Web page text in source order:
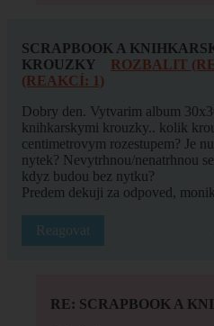
SCRAPBOOK A
KROUZKY
ROZBALIT
(REAKCÍ: 1)
Dobry den. Vytvarim album
knihkarskymi krouzky.. kolik
centimetrovym rozestupem? Je
nytek? Nevytrhnou/nenatrhnou
kdyz budou bez nytku?
Predem dekuji za odpoved,
Reagovat
RE: SCRAPBOOK A